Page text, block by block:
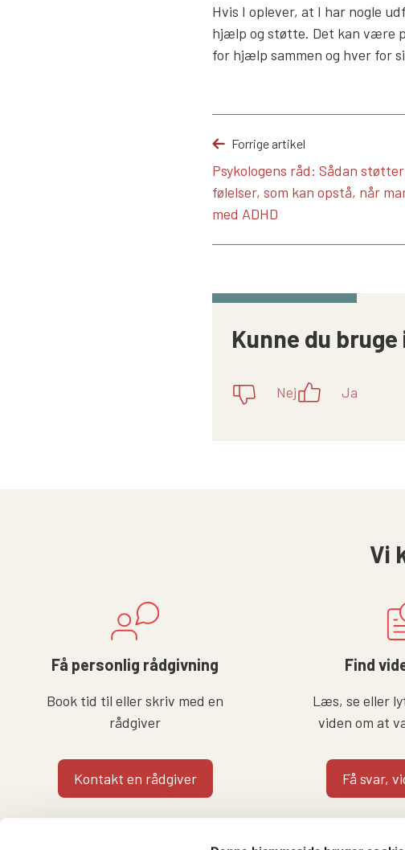
Hvis I oplever, at I har nogle
hjælp og støtte. Det kan være
for hjælp sammen og hver for
Forrige artikel
Psykologens råd: Sådan
følelser, som kan opstå, når
med ADHD
Kunne du
Nej Ja
Vi
Få personlig rådgivning
Book tid til eller skriv med en
rådgiver
Kontakt en rådgiver
Find
Læs, se eller
viden om at
Få svar,